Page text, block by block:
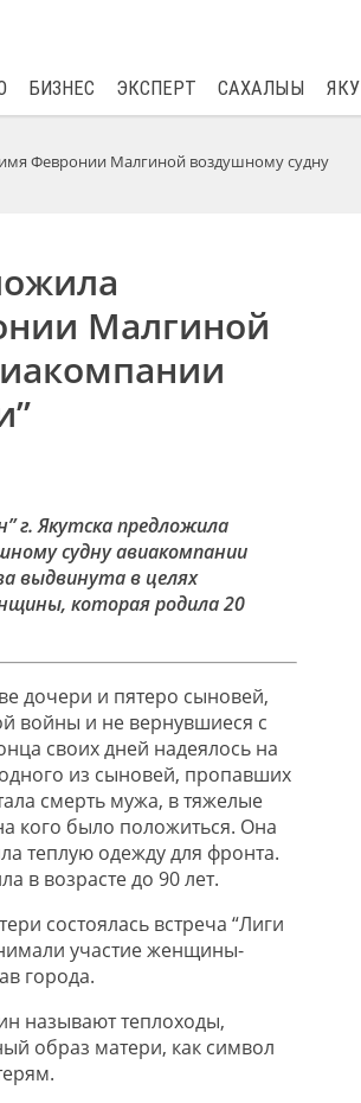
БИЗНЕС ЭКСПЕРТ САХАЛЫЫ
Февронии Малгиной воздушному судну
Малгиной
г. Якутска предложила
судну авиакомпании
выдвинута в целях
которая родила 20
дочери и пятеро сыновей,
войны и не вернувшиеся с
своих дней надеялось на
из сыновей, пропавших
смерть мужа, в тяжелые
кого было положиться. Она
теплую одежду для фронта.
в возрасте до 90 лет.
состоялась встреча “Лиги
участие женщины-
города.
называют теплоходы,
образ матери, как символ